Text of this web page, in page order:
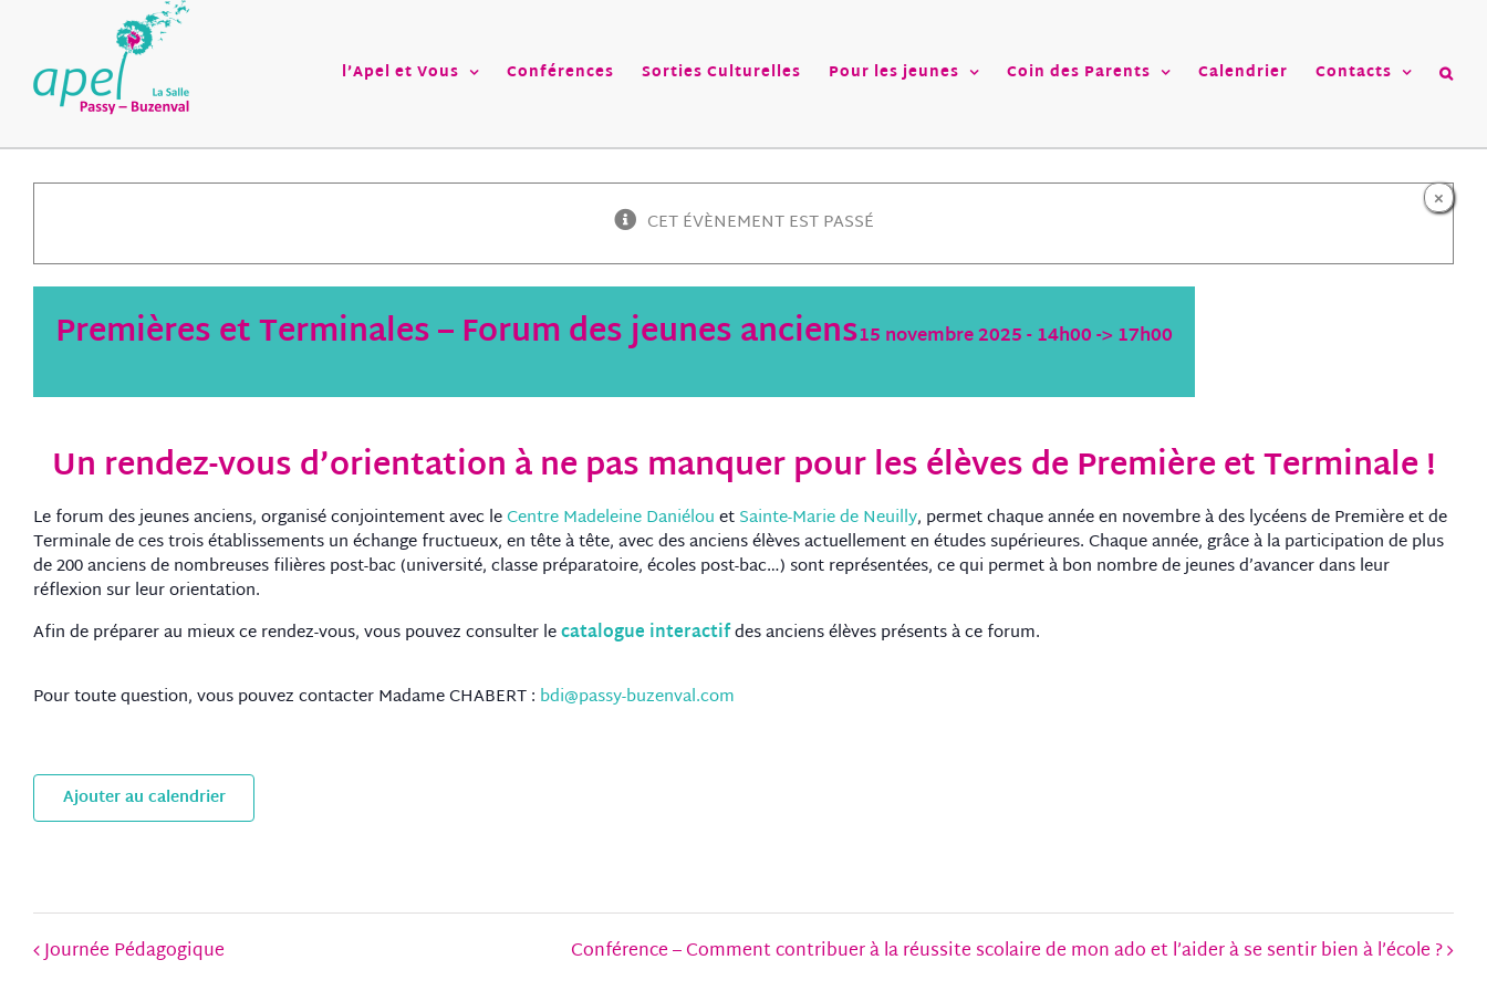
l’Apel et Vous Conférences Sorties Culturelles Pour les jeunes Coin des Parents Calendrier Contacts
×
CET ÉVÈNEMENT EST PASSÉ
Premières et Terminales – Forum des jeunes anciens15 novembre 2025 - 14h00->17h00
Un rendez-vous d’orientation à ne pas manquer pour les élèves de Première et Terminale !
Le forum des jeunes anciens, organisé conjointement avec leCentre Madeleine DaniélouetSainte-Marie de Neuilly, permet chaque année en novembre à des lycéens de Première et de
Terminale de ces trois établissements un échange fructueux, en tête à tête, avec des anciens élèves actuellement en études supérieures. Chaque année, grâce à la participation de plus
de 200 anciens de nombreuses filières post-bac (université, classe préparatoire, écoles post-bac…) sont représentées, ce qui permet à bon nombre de jeunes d’avancer dans leur
réflexion sur leur orientation.
Afin de préparer au mieux ce rendez-vous, vous pouvez consulter lecatalogue interactifdes anciens élèves présents à ce forum.
Pour toute question, vous pouvez contacter Madame CHABERT : bdi@passy-buzenval.com
Ajouter au calendrier
Journée Pédagogique Conférence – Comment contribuer à la réussite scolaire de mon ado et l’aider à se sentir bien à l’école ?